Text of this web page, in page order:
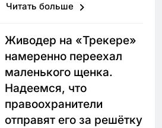
Читать больше
Живодер на «Трекере»
намеренно переехал
маленького щенка.
Надеемся, что
правоохранители
отправят его за решётку